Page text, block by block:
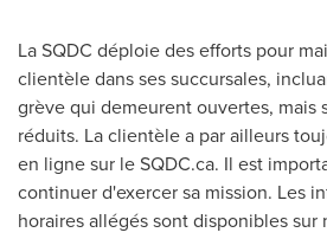
La SQDC déploie des efforts pour
clientèle dans ses succursales,
grève qui demeurent ouvertes, mais
réduits. La clientèle a par ailleurs
en ligne sur le SQDC.ca. Il est
continuer d'exercer sa mission. Les
horaires allégés sont disponibles sur